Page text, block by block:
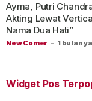
New Comer - 1 bulan
Ayma, Putri
Akting Lewat
Nama Dua Hati”
Widget Pos